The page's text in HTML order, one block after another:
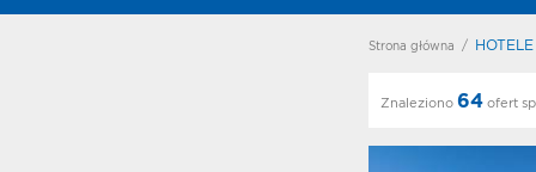
Strona główna /
Hot
Znaleziono 64 ofert